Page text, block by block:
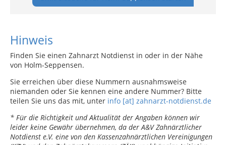
Hinweis
Finden Sie einen Zahnarzt Notdienst in oder in der Nähe
von Holm-Seppensen.
Sie erreichen über diese Nummern ausnahmsweise
niemanden oder Sie kennen eine andere Nummer? Bitte
teilen Sie uns das mit, unter info [at] zahnarzt-notdienst.de
* Für die Richtigkeit und Aktualität der Angaben können wir
leider keine Gewähr übernehmen, da der A&V Zahnärztlicher
Notdienst e.V. eine von den Kassenzahnärztlichen Vereinigungen